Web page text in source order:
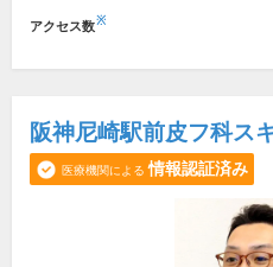
アクセス数※
阪神尼崎駅前皮フ科ス
医療機関による 情報認証済み